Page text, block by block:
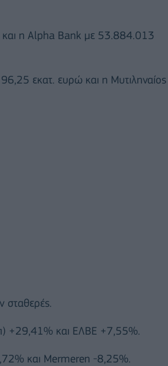
η Alpha Bank με 53.884.013
εκατ. ευρώ και η Μυτιληναίος
σταθερές.
+29,41% και ΕΛΒΕ +7,55%.
και Mermeren -8,25%.